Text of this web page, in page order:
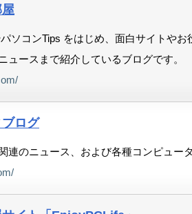
ソコンTips をはじめ、面白サイトやお
ュースまで紹介しているブログです。
ログ
連のニュース、および各種コンピュー